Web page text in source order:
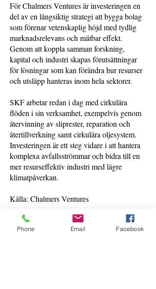
För Chalmers Ventures är investeringen en
del av en långsiktig strategi att bygga bolag
som förenar vetenskaplig höjd med tydlig
marknadsrelevans och mätbar effekt.
Genom att koppla samman forskning,
kapital och industri skapas förutsättningar
för lösningar som kan förändra hur resurser
och utsläpp hanteras inom hela sektorer.
SKF arbetar redan i dag med cirkulära
flöden i sin verksamhet, exempelvis genom
återvinning av sliprester, reparation och
återtillverkning samt cirkulära oljesystem.
Investeringen är ett steg vidare i att hantera
komplexa avfallsströmmar och bidra till en
mer resurseffektiv industri med lägre
klimatpåverkan.
Källa: Chalmers Ventures
ANNONSER ______________________
Phone Email Facebook